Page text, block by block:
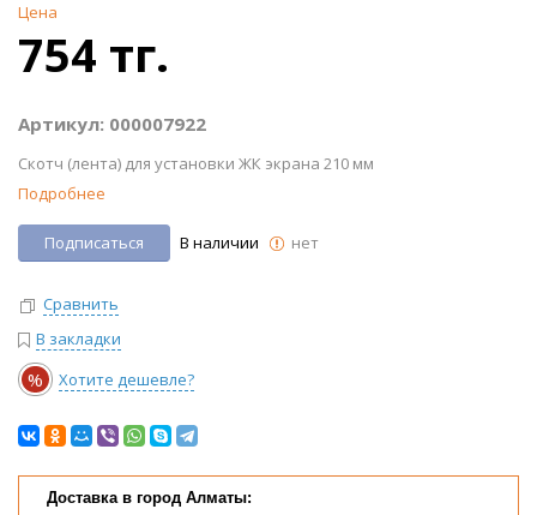
Цена
754 тг.
Артикул: 000007922
Скотч (лента) для установки ЖК экрана 210 мм
Подробнее
Подписаться В наличии нет
Сравнить
В закладки
% Хотите дешевле?
Доставка в город Алматы: